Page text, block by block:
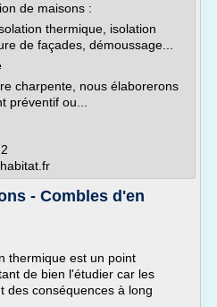
de maisons :
thermique, isolation
de façades, démoussage...
charpente, nous élaborerons
préventif ou...
- Combles d'en
thermique est un point
de bien l'étudier car les
des conséquences à long